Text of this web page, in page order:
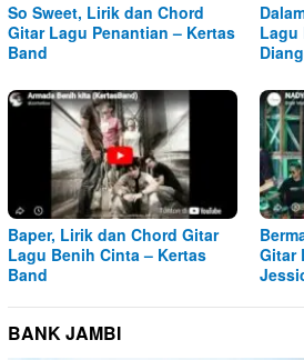
So Sweet, Lirik dan Chord
Gitar Lagu Penantian – Kertas
Band
Lagu
Baper, Lirik dan Chord Gitar
Lagu Benih Cinta – Kertas
Band
Gitar
BANK JAMBI